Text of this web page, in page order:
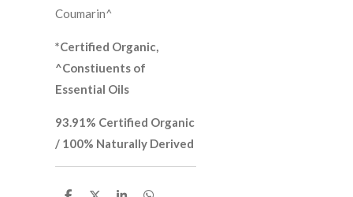
Coumarin^
*Certified Organic,
^Constiuents of
Essential Oils
93.91% Certified Organic
/ 100% Naturally Derived